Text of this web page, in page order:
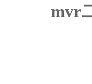
mvr